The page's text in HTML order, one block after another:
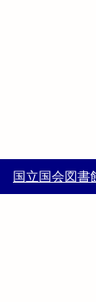
国立国会図書